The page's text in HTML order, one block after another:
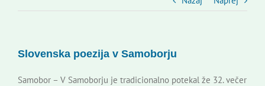
Kontakti
Slovenska poezija v Samoborju
Samobor – V Samoborju je tradicionalno potekal že 32. večer